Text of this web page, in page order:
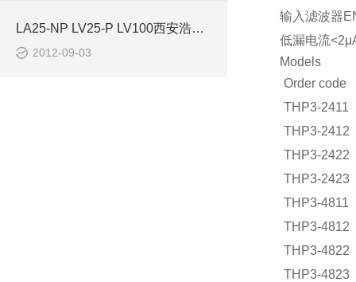
LA25-NP LV25-P LV100西安浩南电子科技
2012-09-03
输入滤波器
低漏电流
Models
Order code
THP3-2411
THP3-2412
THP3-2422
THP3-2423
THP3-4811
THP3-4812
THP3-4822
THP3-4823